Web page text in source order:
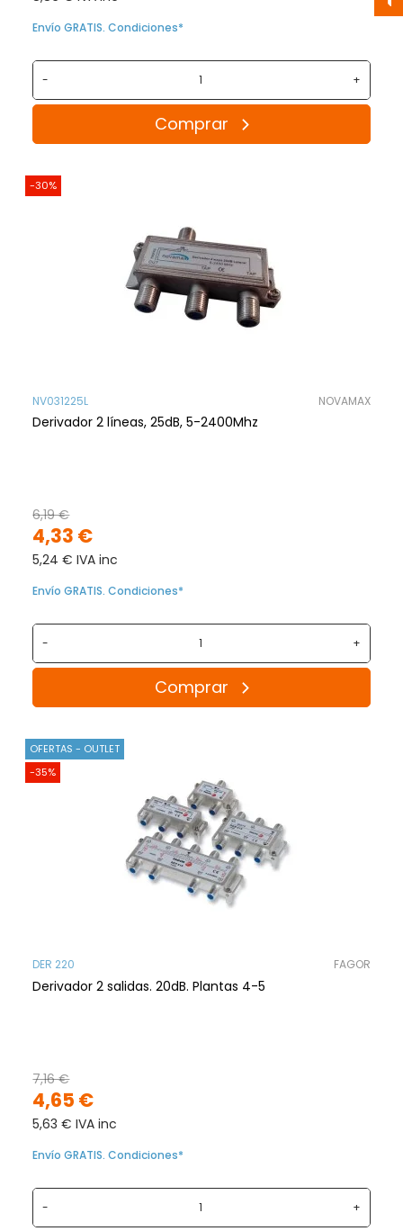
Envío GRATIS. Condiciones*
- +
Comprar
-30%
NV031225L NOVAMAX
Derivador 2 líneas, 25dB, 5-2400Mhz
4,33 €
6,19 €
5,24 € IVA inc
Envío GRATIS. Condiciones*
- +
Comprar
OFERTAS - OUTLET
-35%
DER 220 FAGOR
Derivador 2 salidas. 20dB. Plantas 4-5
4,65 €
7,16 €
5,63 € IVA inc
Envío GRATIS. Condiciones*
- +